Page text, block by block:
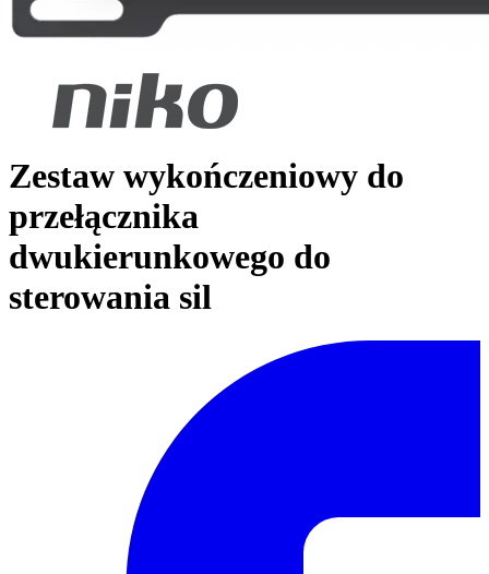
Zestaw wykończeniowy do
przełącznika
dwukierunkowego do
sterowania sil